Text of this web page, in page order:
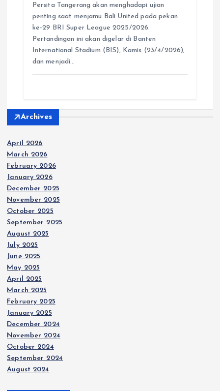
a
t
s
A
p
p
c
e
b
o
o
k
s
s
e
n
g
l
e
g
r
a
y
p
e
n
e
Persita Tangerang akan menghadapi ujian
penting saat menjamu Bali United pada pekan
ke-29 BRI Super League 2025/2026.
Pertandingan ini akan digelar di Banten
International Stadium (BIS), Kamis (23/4/2026),
dan menjadi…
Archives
April 2026
March 2026
February 2026
January 2026
December 2025
November 2025
October 2025
September 2025
August 2025
July 2025
June 2025
May 2025
April 2025
March 2025
February 2025
January 2025
December 2024
November 2024
October 2024
September 2024
August 2024